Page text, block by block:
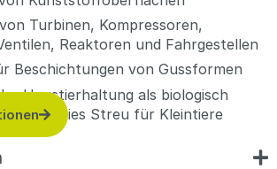
Turbinen, Kompressoren,
Reaktoren und Fahrgestellen
Beschichtungen von Gussformen
Haustierhaltung als biologisch
staubfreies Streu für Kleintiere